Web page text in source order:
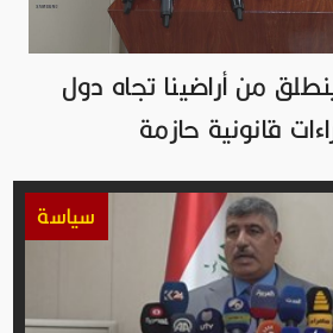
من أراضينا تجاه دول
قانونية حازمة
سياسة